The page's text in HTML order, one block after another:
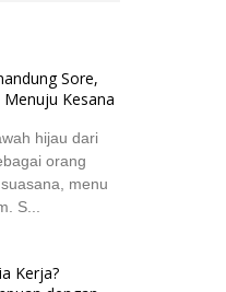
Sore,
Kesana
hijau dari
orang
menu
S...
Kerja?